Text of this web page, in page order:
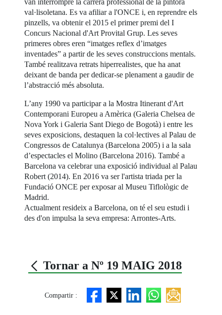
van interrompre la carrera professional de la pintora
val·lisoletana. Es va afiliar a l'ONCE i, en reprendre els
pinzells, va obtenir el 2015 el primer premi del I
Concurs Nacional d'Art Provital Grup. Les seves
primeres obres eren “imatges reflex d’imatges
inventades” a partir de les seves construccions mentals.
També realitzava retrats hiperrealistes, que ha anat
deixant de banda per dedicar-se plenament a gaudir de
l’abstracció més absoluta.
L’any 1990 va participar a la Mostra Itinerant d'Art
Contemporani Europeu a Amèrica (Galeria Chelsea de
Nova York i Galeria Sant Diego de Bogotà) i entre les
seves exposicions, destaquen la col·lectives al Palau de
Congressos de Catalunya (Barcelona 2005) i a la sala
d’espectacles el Molino (Barcelona 2016). També a
Barcelona va celebrar una exposició individual al Palau
Robert (2014). En 2016 va ser l'artista triada per la
Fundació ONCE per exposar al Museu Tiflològic de
Madrid.
Actualment resideix a Barcelona, on té el seu estudi i
des d'on impulsa la seva empresa: Arrontes-Arts.
Tornar a Nº 19 MAIG 2018
Compartir :